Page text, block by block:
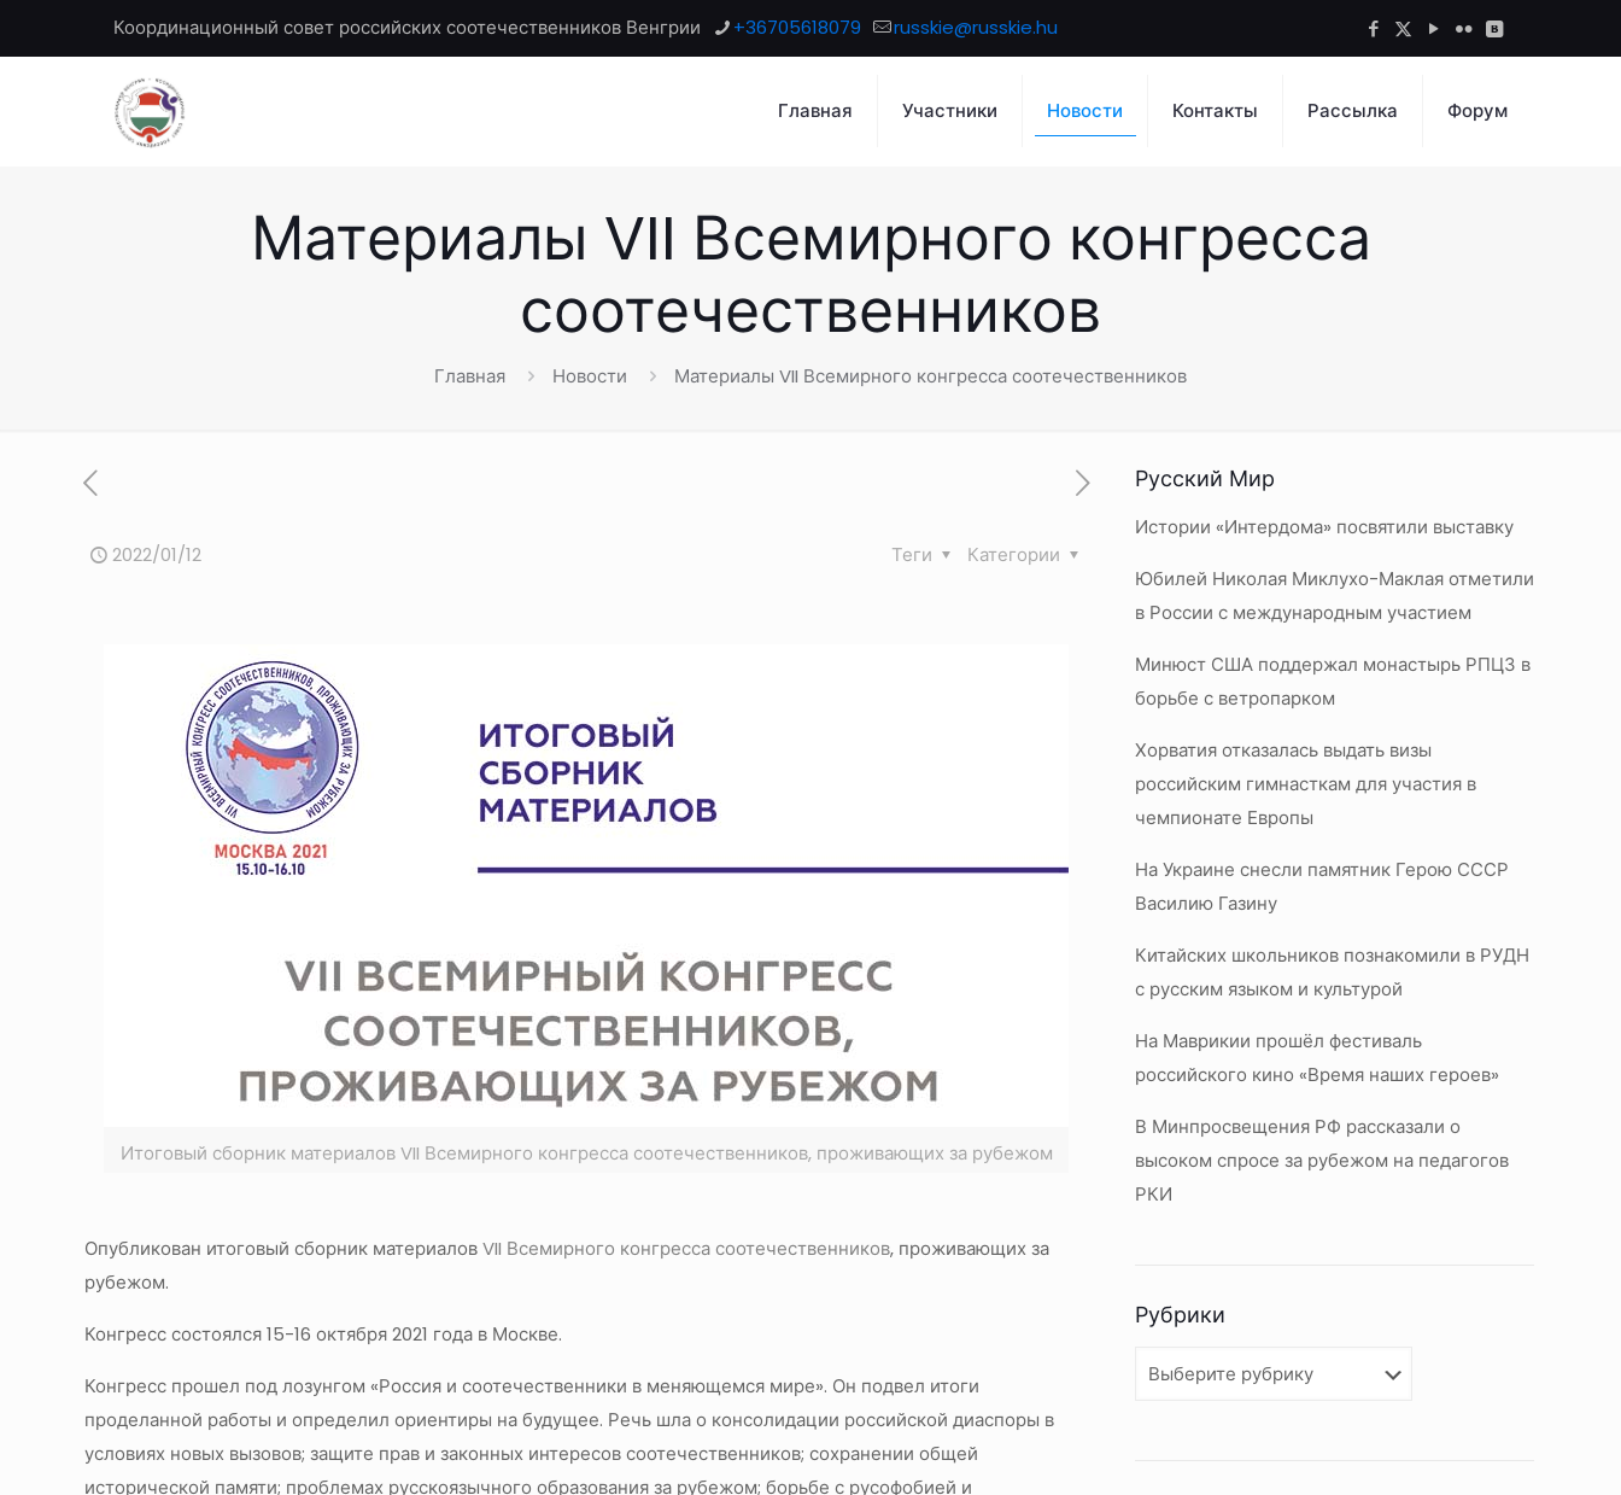
Координационный совет российских соотечественников Венгрии +36705618079 russkie@russkie.hu
Главная Участники Новости Контакты Рассылка Форум
Материалы VII Всемирного конгресса
соотечественников
Главная Новости Материалы VII Всемирного конгресса соотечественников
2022/01/12 Категории
Теги
Итоговый сборник материалов VII Всемирного конгресса соотечественников, проживающих за рубежом
Опубликован итоговый сборник материаловVII Всемирного конгресса соотечественников, проживающих за
рубежом.
Конгресс состоялся 15-16 октября 2021 года в Москве.
Конгресс прошел под лозунгом «Россия и соотечественники в меняющемся мире». Он подвел итоги
проделанной работы и определил ориентиры на будущее. Речь шла о консолидации российской диаспоры в
условиях новых вызовов; защите прав и законных интересов соотечественников; сохранении общей
исторической памяти; проблемах русскоязычного образования за рубежом; борьбе с русофобией и
Русский Мир
Истории «Интердома» посвятили выставку
Юбилей Николая Миклухо-Маклая отметили
в России с международным участием
Минюст США поддержал монастырь РПЦЗ в
борьбе с ветропарком
Хорватия отказалась выдать визы
российским гимнасткам для участия в
чемпионате Европы
На Украине снесли памятник Герою СССР
Василию Газину
Китайских школьников познакомили в РУДН
с русским языком и культурой
На Маврикии прошёл фестиваль
российского кино «Время наших героев»
В Минпросвещения РФ рассказали о
высоком спросе за рубежом на педагогов
РКИ
Рубрики
Рубрики